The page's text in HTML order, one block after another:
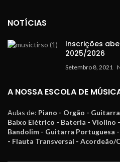
NOTÍCIAS
Inscrições
2025/2026
Setembro 8, 2021
A NOSSA ESCOLA DE
Aulas de: Piano - Orgão -
Baixo Elétrico - Bateria - Violino
Bandolim - Guitarra Portuguesa
- Flauta Transversal - Acordeão/